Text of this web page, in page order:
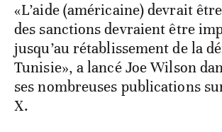
«L’aide (américaine) devrait
des sanctions devraient être
jusqu’au rétablissement de la
Tunisie», a lancé Joe Wilson
ses nombreuses publications
X.